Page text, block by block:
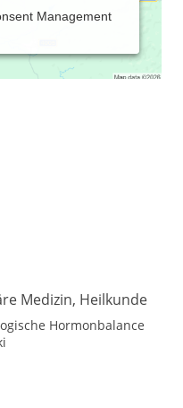
Management
online und in
Medizin, Heilkunde
Hormonbalance